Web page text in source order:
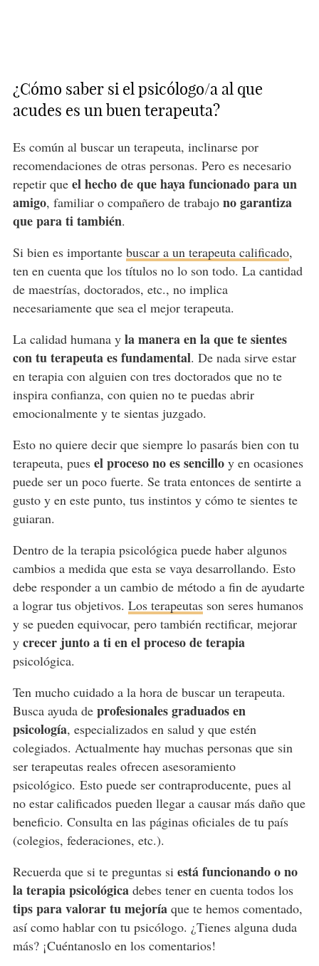
¿Cómo saber si el psicólogo/a al que
acudes es un buen terapeuta?
Es común al buscar un terapeuta, inclinarse por
recomendaciones de otras personas. Pero es necesario
repetir que el hecho de que haya funcionado para un
amigo, familiar o compañero de trabajo no garantiza
que para ti también.
Si bien es importante buscar a un terapeuta calificado,
ten en cuenta que los títulos no lo son todo. La cantidad
de maestrías, doctorados, etc., no implica
necesariamente que sea el mejor terapeuta.
La calidad humana y la manera en la que te sientes
con tu terapeuta es fundamental. De nada sirve estar
en terapia con alguien con tres doctorados que no te
inspira confianza, con quien no te puedas abrir
emocionalmente y te sientas juzgado.
Esto no quiere decir que siempre lo pasarás bien con tu
terapeuta, pues el proceso no es sencilloy en ocasiones
puede ser un poco fuerte. Se trata entonces de sentirte a
gusto y en este punto, tus instintos y cómo te sientes te
guiaran.
Dentro de la terapia psicológica puede haber algunos
cambios a medida que esta se vaya desarrollando. Esto
debe responder a un cambio de método a fin de ayudarte
a lograr tus objetivos. Los terapeutasson seres humanos
y se pueden equivocar, pero también rectificar, mejorar
ycrecer junto a ti en el proceso de terapia
psicológica.
Ten mucho cuidado a la hora de buscar un terapeuta.
Busca ayuda de profesionales graduados en
psicología, especializados en salud y que estén
colegiados. Actualmente hay muchas personas que sin
ser terapeutas reales ofrecen asesoramiento
psicológico. Esto puede ser contraproducente, pues al
no estar calificados pueden llegar a causar más daño que
beneficio. Consulta en las páginas oficiales de tu país
(colegios, federaciones, etc.).
Recuerda que si te preguntas si está funcionando o no
la terapia psicológicadebes tener en cuenta todos los
tips para valorar tu mejoríaque te hemos comentado,
así como hablar con tu psicólogo. ¿Tienes alguna duda
más? ¡Cuéntanoslo en los comentarios!